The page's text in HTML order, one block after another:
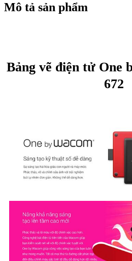
Mô tả sản phẩm
Bảng vẽ điện tử One
672